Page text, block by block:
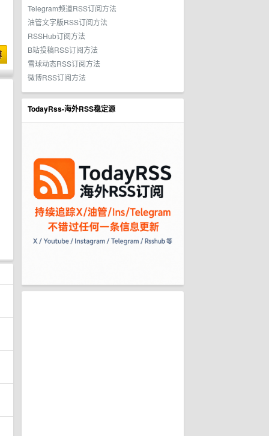
Telegram频道RSS订阅方法
油管文字版RSS订阅方法
RSSHub订阅方法
B站投稿RSS订阅方法
雪球动态RSS订阅方法
微博RSS订阅方法
TodayRss-海外RSS稳定源